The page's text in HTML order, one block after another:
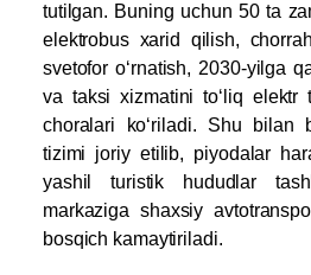
tutilgan. Buning uchun 50 ta
elektrobus xarid qilish,
svetofor o‘rnatish, 2030-yilga
va taksi xizmatini to‘liq elektr
choralari ko‘riladi. Shu bilan
tizimi joriy etilib, piyodalar
yashil turistik hududlar
markaziga shaxsiy
bosqich kamaytiriladi.